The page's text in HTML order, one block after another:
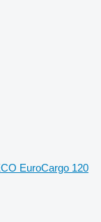
EuroCargo 120